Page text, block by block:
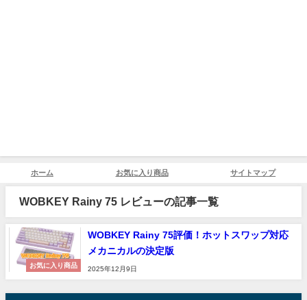
ホーム お気に入り商品 サイトマップ
WOBKEY Rainy 75 レビューの記事一覧
お気に入り商品
WOBKEY Rainy 75評価！ホットスワップ対応
メカニカルの決定版
2025年12月9日